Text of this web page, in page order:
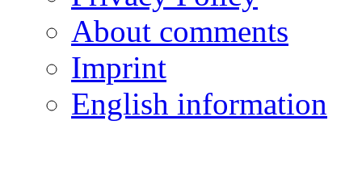
About comments
Imprint
English information